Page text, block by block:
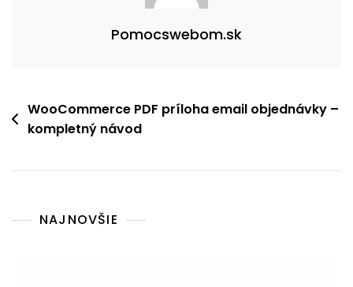
Pomocswebom.sk
WooCommerce PDF príloha email objednávky –
kompletný návod
NAJNOVŠIE